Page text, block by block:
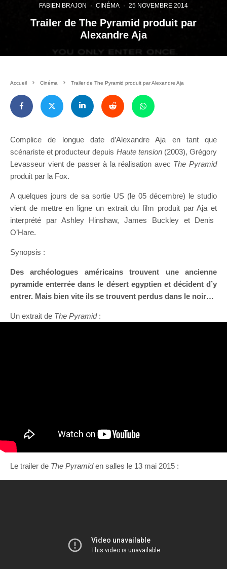
FABIEN BRAJON · CINÉMA · 25 NOVEMBRE 2014
Trailer de The Pyramid produit par
Alexandre Aja
Accueil Cinéma Trailer de The Pyramid produit par Alexandre Aja
Complice de longue date d’Alexandre Aja en tant que
scénariste et producteur depuis Haute tension(2003), Grégory
Levasseur vient de passer à la réalisation avec ThePyramid
produit par la Fox.
A quelques jours de sa sortie US (le 05 décembre) le studio
vient de mettre en ligne un extrait du film produit parAja et
interprété par Ashley Hinshaw, James Buckley et Denis
O’Hare.
Synopsis :
Des archéologues américains trouvent une ancienne
pyramide enterrée dans le désert egyptien et décident d’y
entrer. Mais bien vite ils se trouvent perdus dans le noir…
Un extrait de The Pyramid:
Le trailer de The Pyramiden salles le 13 mai 2015 :